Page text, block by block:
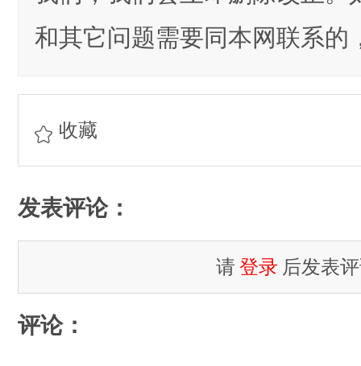
和其它问题需要同本网联系的
收藏
发表评论：
请 登录 后发表
评论：